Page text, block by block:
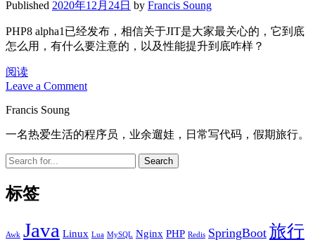
Published 2020年12月24日 by Francis Soung
PHP8 alpha1已经发布，相信关于JIT是大家最关心的，它到底
怎么用，有什么要注意的，以及性能提升到底咋样？
阅读PHP
8
特
之
JIT
简
介
Leave a Comment
Sidebar
Francis Soung
一名热爱生活的程序员，业余遛娃，日常写代码，假期旅行。
Search
标签
Awk Java Linux Lua MySQL Nginx PHP Redis SpringBoot 旅行